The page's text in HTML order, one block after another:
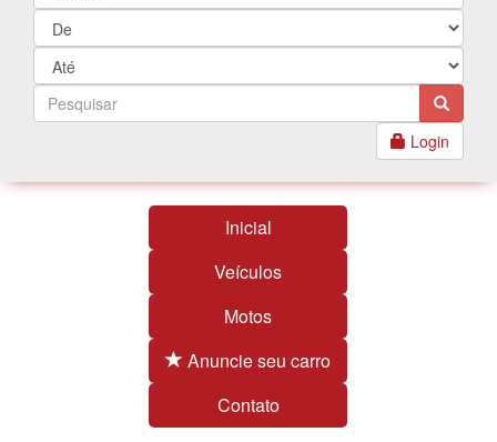
Login
Inicial
Veículos
Motos
Anuncie seu carro
Contato